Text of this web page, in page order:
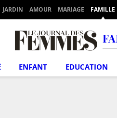
JARDIN AMOUR MARIAGE FAMILLE
ENFANT EDUCATION